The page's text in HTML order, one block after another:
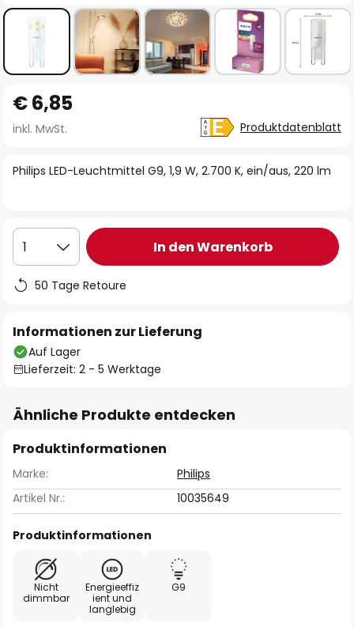
Anfang
der
springen
Philips LED-Leuchtmittel G9, 1,9 W, 2.700 K, ein/aus, 220 lm
€ 6,85
inkl. MwSt. Produktdatenblatt
1 In den Warenkorb
50 Tage Retoure
Informationen zur Lieferung
Auf Lager
Lieferzeit: 2 - 5 Werktage
Ähnliche Produkte entdecken
Produktinformationen
Marke:
Philips
Artikel Nr.:
10035649
Produktinformationen
Nicht
dimmbar
Energieeffiz
ient und
langlebig
G9